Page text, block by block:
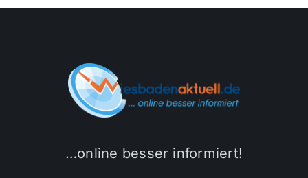
…online besser informiert!